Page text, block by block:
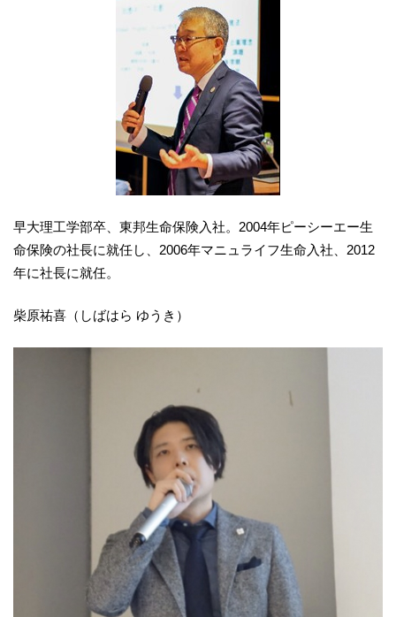
早大理工学部卒、東邦生命保険入社。2004年ピーシーエー生
命保険の社長に就任し、2006年マニュライフ生命入社、2012
年に社長に就任。
柴原祐喜（しばはら ゆうき）